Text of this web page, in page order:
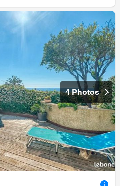
4 Photos